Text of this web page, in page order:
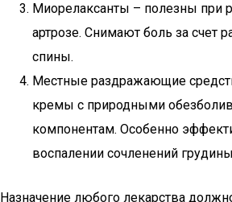
Миорелаксанты – полезны при
артрозе. Снимают боль за счет
спины.
Местные раздражающие
кремы с природными
компонентам. Особенно
воспалении сочленений
Назначение любого лекарства